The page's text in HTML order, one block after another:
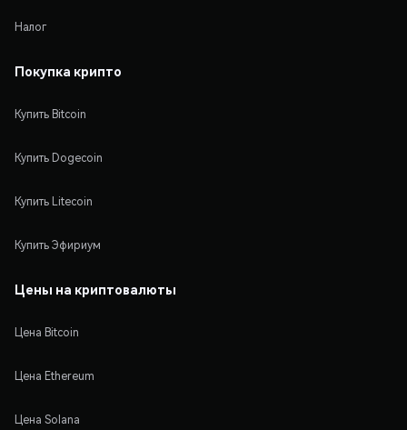
Налог
Покупка крипто
Купить Bitcoin
Купить Dogecoin
Купить Litecoin
Купить Эфириум
Цены на криптовалюты
Цена Bitcoin
Цена Ethereum
Цена Solana